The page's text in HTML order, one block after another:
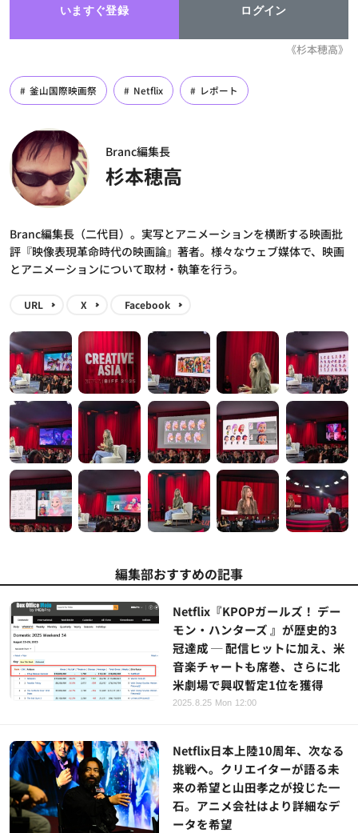
いますぐ登録 ログイン
《杉本穂高》
釜山国際映画祭 Netflix レポート
Branc編集長
杉本穂高
Branc編集長（二代目）。実写とアニメーションを横断する映画批
評『映像表現革命時代の映画論』著者。様々なウェブ媒体で、映画
とアニメーションについて取材・執筆を行う。
URL X Facebook
編集部おすすめの記事
Netflix『KPOPガールズ！ デー
モン・ハンターズ 』が歴史的3
冠達成 ─ 配信ヒットに加え、米
音楽チャートも席巻、さらに北
米劇場で興収暫定1位を獲得
2025.8.25 Mon 12:00
Netflix日本上陸10周年、次なる
挑戦へ。クリエイターが語る未
来の希望と山田孝之が投じた一
石。アニメ会社はより詳細なデ
ータを希望